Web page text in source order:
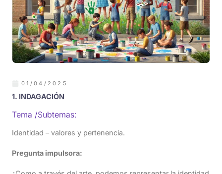
01/04/2025
1. INDAGACIÓN
Tema /Subtemas:
Identidad – valores y pertenencia.
Pregunta impulsora: